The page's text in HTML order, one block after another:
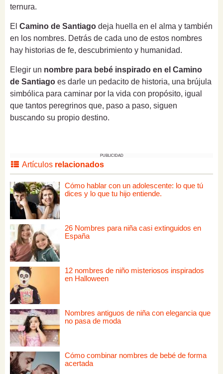
ternura.
El Camino de Santiago deja huella en el alma y también
en los nombres. Detrás de cada uno de estos nombres
hay historias de fe, descubrimiento y humanidad.
Elegir un nombre para bebé inspirado en el Camino
de Santiago es darle un pedacito de historia, una brújula
simbólica para caminar por la vida con propósito, igual
que tantos peregrinos que, paso a paso, siguen
buscando su propio destino.
PUBLICIDAD
Artículos relacionados
Cómo hablar con un adolescente: lo que tú
dices y lo que tu hijo entiende.
26 Nombres para niña casi extinguidos en
España
12 nombres de niño misteriosos inspirados
en Halloween
Nombres antiguos de niña con elegancia que
no pasa de moda
Cómo combinar nombres de bebé de forma
acertada